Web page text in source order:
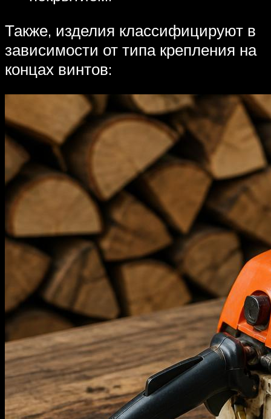
Также, изделия классифицируют в
зависимости от типа крепления на
концах винтов: